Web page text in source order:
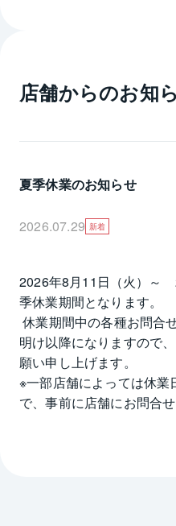
店舗からのお知
夏季休業のお知らせ
2026.07.29 新着
2026年8月11日（火）～
季休業期間となります。
休業期間中の各種お問合せについてのご返答は、休業
明け以降になりますので
願い申し上げます。
※一部店舗によっては休
で、事前に店舗にお問合せ